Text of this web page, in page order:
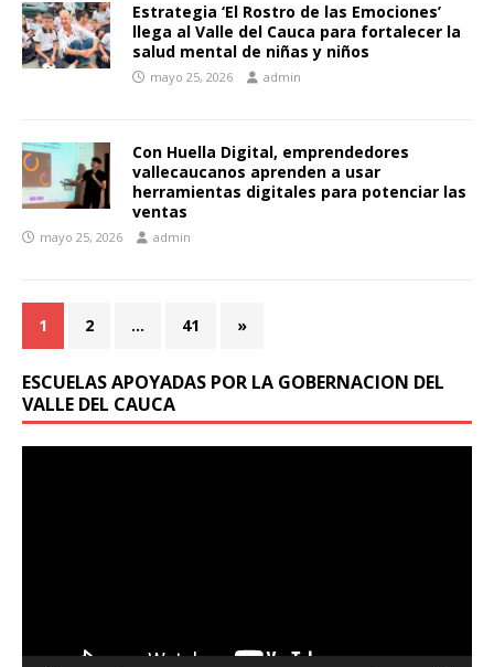
Estrategia ‘El Rostro de las Emociones’
llega al Valle del Cauca para fortalecer la
salud mental de niñas y niños
mayo 25, 2026 admin
Con Huella Digital, emprendedores
vallecaucanos aprenden a usar
herramientas digitales para potenciar las
ventas
mayo 25, 2026 admin
1 2 … 41 »
ESCUELAS APOYADAS POR LA GOBERNACION DEL
VALLE DEL CAUCA